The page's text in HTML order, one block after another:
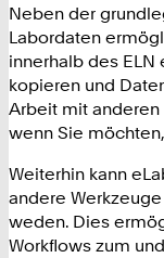
Neben der
Labordaten
innerhalb des ELN
kopieren und
Arbeit mit anderen
wenn Sie
Weiterhin kann
andere
weden. Dies
Workflows zum